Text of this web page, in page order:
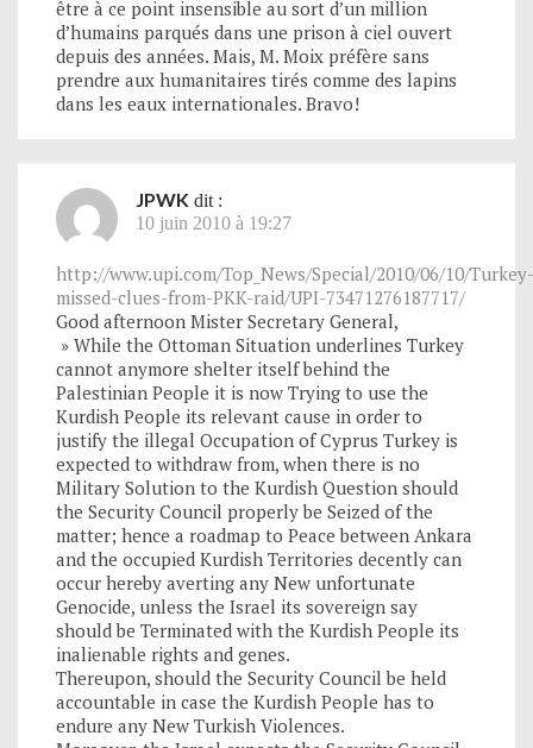
être à ce point insensible au sort d’un million
d’humains parqués dans une prison à ciel ouvert
depuis des années. Mais, M. Moix préfère sans
prendre aux humanitaires tirés comme des lapins
dans les eaux internationales. Bravo!
JPWK dit :
10 juin 2010 à 19:27
http://www.upi.com/Top_News/Special/2010/06/10/Turkey-
missed-clues-from-PKK-raid/UPI-73471276187717/
Good afternoon Mister Secretary General,
» While the Ottoman Situation underlines Turkey
cannot anymore shelter itself behind the
Palestinian People it is now Trying to use the
Kurdish People its relevant cause in order to
justify the illegal Occupation of Cyprus Turkey is
expected to withdraw from, when there is no
Military Solution to the Kurdish Question should
the Security Council properly be Seized of the
matter; hence a roadmap to Peace between Ankara
and the occupied Kurdish Territories decently can
occur hereby averting any New unfortunate
Genocide, unless the Israel its sovereign say
should be Terminated with the Kurdish People its
inalienable rights and genes.
Thereupon, should the Security Council be held
accountable in case the Kurdish People has to
endure any New Turkish Violences.